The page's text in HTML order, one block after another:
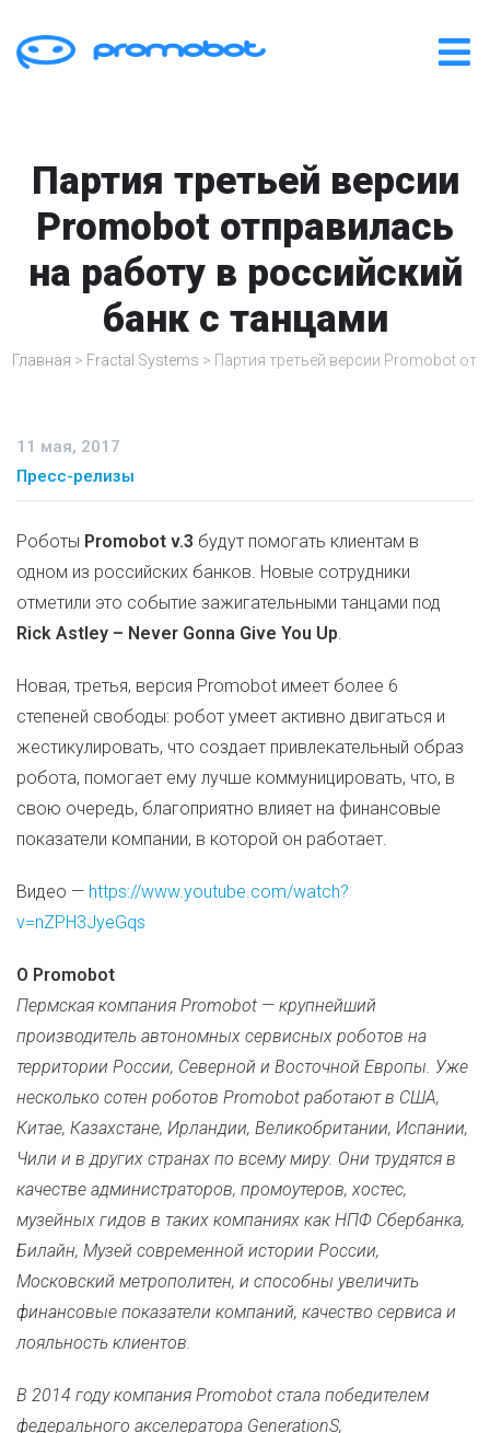
Партия третьей версии
Promobot отправилась
на работу в российский
банк с танцами
Главная > Fractal Systems > Партия третьей версии Promobot
11 мая, 2017
Пресс-релизы
Роботы Promobot v.3 будут помогать клиентам в
одном из российских банков. Новые сотрудники
отметили это событие зажигательными танцами под
Rick Astley – Never Gonna Give You Up.
Новая, третья, версия Promobot имеет более 6
степеней свободы: робот умеет активно двигаться и
жестикулировать, что создает привлекательный образ
робота, помогает ему лучше коммуницировать, что, в
свою очередь, благоприятно влияет на финансовые
показатели компании, в которой он работает.
Видео — https://www.youtube.com/watch?
v=nZPH3JyeGqs
О Promobot
Пермская компания Promobot — крупнейший
производитель автономных сервисных роботов на
территории России, Северной и Восточной Европы. Уже
несколько сотен роботов Promobot работают в США,
Китае, Казахстане, Ирландии, Великобритании, Испании,
Чили и в других странах по всему миру. Они трудятся в
качестве администраторов, промоутеров, хостес,
музейных гидов в таких компаниях как НПФ Сбербанка,
Билайн, Музей современной истории России,
Московский метрополитен, и способны увеличить
финансовые показатели компаний, качество сервиса и
лояльность клиентов.
В 2014 году компания Promobot стала победителем
федерального акселератора GenerationS,